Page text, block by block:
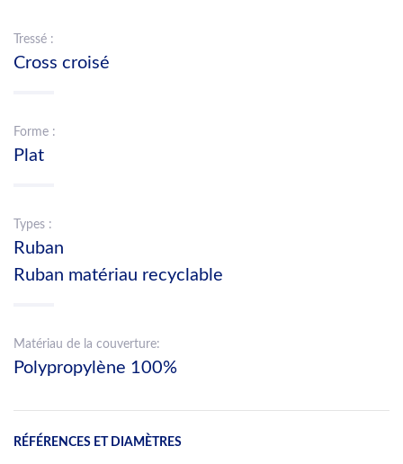
Tressé :
Cross croisé
Forme :
Plat
Types :
Ruban
Ruban matériau recyclable
Matériau de la couverture:
Polypropylène 100%
RÉFÉRENCES ET DIAMÈTRES